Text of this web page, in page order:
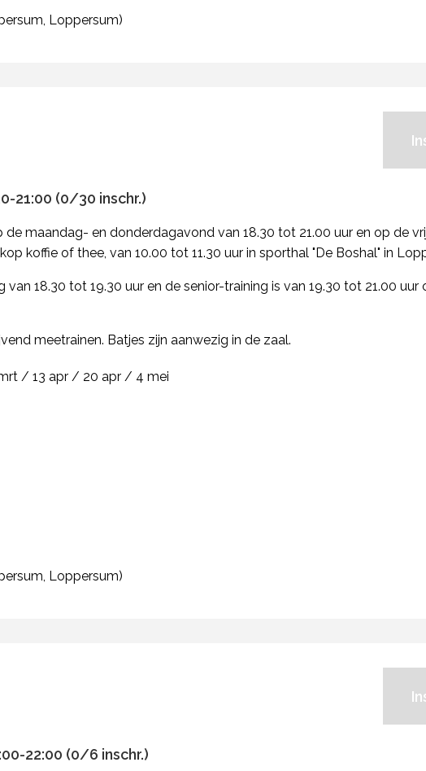
Loppersum)
21:00 (0/30 inschr.)
maandag- en donderdagavond van 18.30 tot 21.00 uur en op de
koffie of thee, van 10.00 tot 11.30 uur in sporthal "De Boshal" in
van 18.30 tot 19.30 uur en de senior-training is van 19.30 tot 21.00
meetrainen. Batjes zijn aanwezig in de zaal.
/ 13 apr / 20 apr / 4 mei
Loppersum)
22:00 (0/6 inschr.)